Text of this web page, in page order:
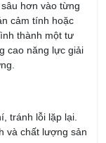
hơn vào từng
cảm tính hoặc
thành một tư
cao năng lực giải
tránh lỗi lặp lại.
và chất lượng sản